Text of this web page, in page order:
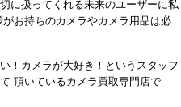
に扱ってくれる未来のユーザーに私
お持ちのカメラやカメラ用品は必
！カメラが大好き！というスタッフ
頂いているカメラ買取専門店で